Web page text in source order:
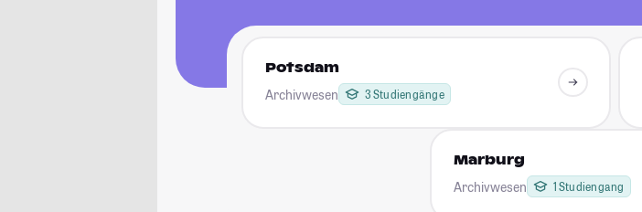
Potsdam
Archivwesen 3 Studiengänge
Marburg
Archivwesen 1 Studiengang